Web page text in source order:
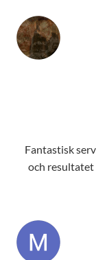
Fantastisk
och resultatet